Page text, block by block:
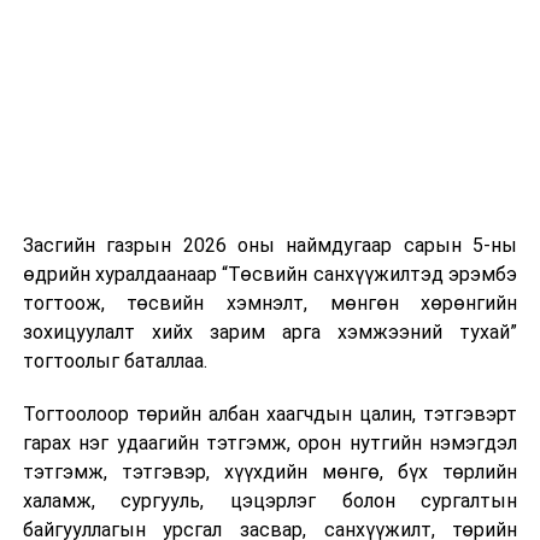
Шинэ хууль Францын зах зээлд үйлчилдэг гадаадын
дуудлагын төвүүдэд нөлөөлөхөөр байна. Тухайлбал,
Мароккогийн дуудлагын төвүүдийн орлогын 80 гаруй
хувь Францын зах зээлээс бүрддэг бөгөөд тус улсын
40–50 мянган ажлын байр эрсдэлд орж болзошгүйг
Засгийн газрын 2026 оны наймдугаар сарын 5-ны
өдрийн хуралдаанаар “Төсвийн санхүүжилтэд эрэмбэ
тогтоож, төсвийн хэмнэлт, мөнгөн хөрөнгийн
зохицуулалт хийх зарим арга хэмжээний тухай”
тогтоолыг баталлаа.
Тогтоолоор төрийн албан хаагчдын цалин, тэтгэвэрт
гарах нэг удаагийн тэтгэмж, орон нутгийн нэмэгдэл
тэтгэмж, тэтгэвэр, хүүхдийн мөнгө, бүх төрлийн
халамж, сургууль, цэцэрлэг болон сургалтын
байгууллагын урсгал засвар, санхүүжилт, төрийн